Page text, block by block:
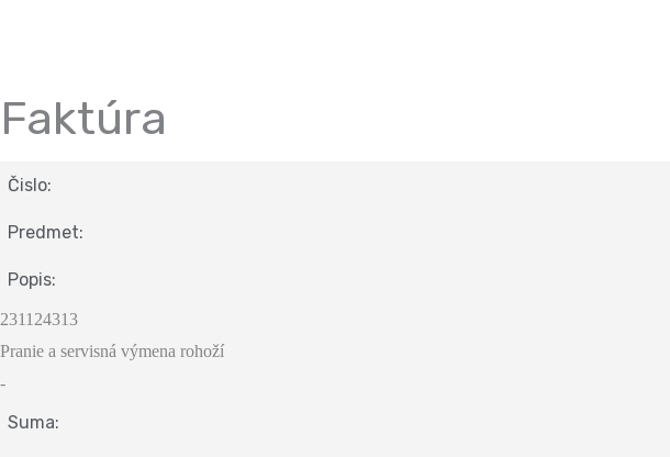
Faktúra
Čislo:
Predmet:
Popis:
231124313
Pranie a servisná výmena rohoží
-
Suma: